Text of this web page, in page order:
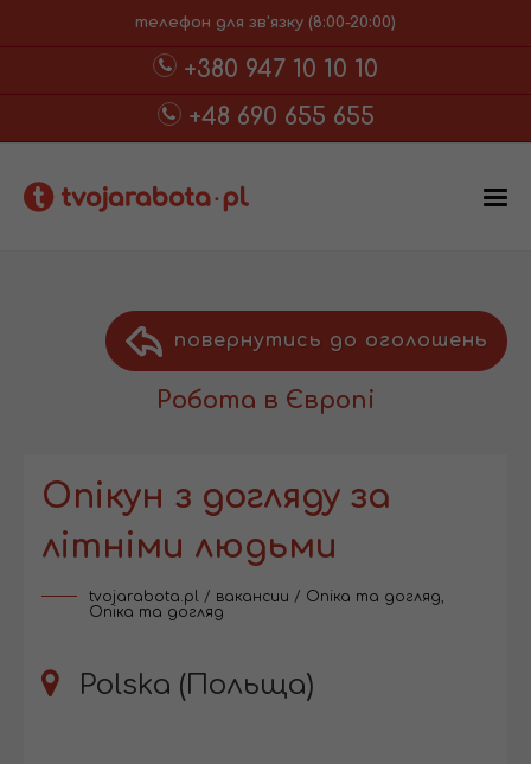
телефон для зв'язку (8:00-20:00)
+380 947 10 10 10
+48 690 655 655
повернутись до оголошень
Робота в Європі
Опікун з догляду за
літніми людьми
tvojarabota.pl / вакансии / Опіка та догляд,
Опіка та догляд
Polska (Польща)